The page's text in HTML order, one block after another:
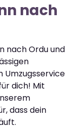
nach
nach Ordu und
Umzugsservice
dich! Mit
dass dein